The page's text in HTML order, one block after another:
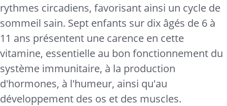
rythmes circadiens, favorisant ainsi un cycle de
sommeil sain. Sept enfants sur dix âgés de 6 à
11 ans présentent une carence en cette
vitamine, essentielle au bon fonctionnement du
système immunitaire, à la production
d'hormones, à l'humeur, ainsi qu'au
développement des os et des muscles.